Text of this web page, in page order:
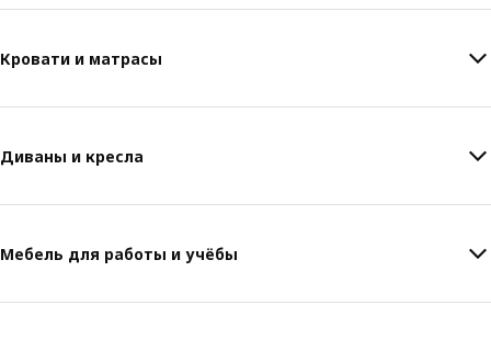
Кровати и матрасы
Диваны и кресла
Мебель для работы и учёбы